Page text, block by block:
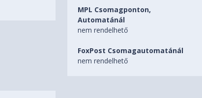
MPL Csomagponton,
Automatánál
nem rendelhető
FoxPost Csomagautomatánál
nem rendelhető